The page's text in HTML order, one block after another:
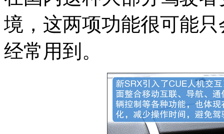
境，这两项功能很可能
经常用到。